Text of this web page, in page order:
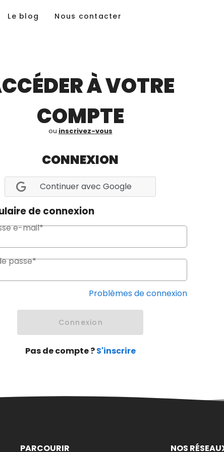
Le blog Nous contacter
À VOTRE
COMPTE
ou inscrivez-vous
CONNEXION
Continuer avec Google
de connexion
e-mail*
passe*
Problèmes de connexion
Connexion
Pas de compte ?S'inscrire
PARCOURIR NOS